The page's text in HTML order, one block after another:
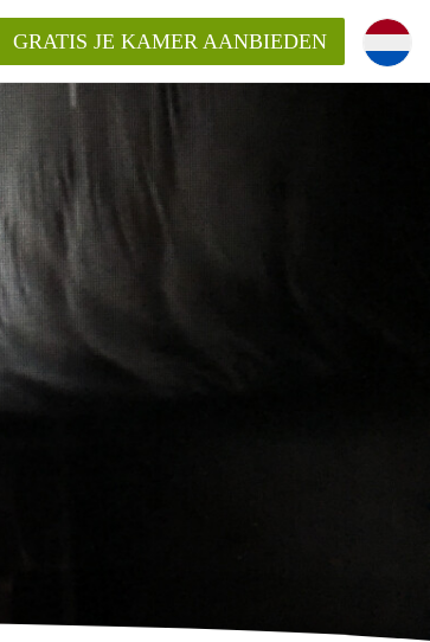
bemiddelingsvergoeding?
Kamer / Kamers
GRATIS JE KAMER AANBIEDEN